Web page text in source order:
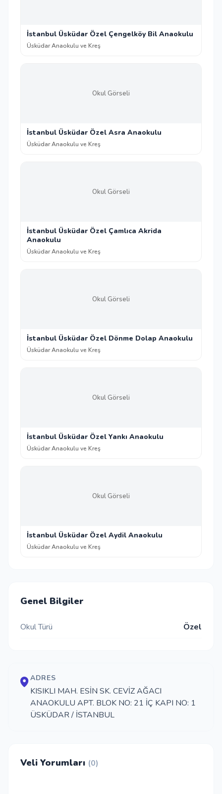
İstanbul Üsküdar Özel Çengelköy Bil Anaokulu
Üsküdar Anaokulu ve Kreş
Okul Görseli
İstanbul Üsküdar Özel Asra Anaokulu
Üsküdar Anaokulu ve Kreş
Okul Görseli
İstanbul Üsküdar Özel Çamlıca Akrida
Anaokulu
Üsküdar Anaokulu ve Kreş
Okul Görseli
İstanbul Üsküdar Özel Dönme Dolap Anaokulu
Üsküdar Anaokulu ve Kreş
Okul Görseli
İstanbul Üsküdar Özel Yankı Anaokulu
Üsküdar Anaokulu ve Kreş
Okul Görseli
İstanbul Üsküdar Özel Aydil Anaokulu
Üsküdar Anaokulu ve Kreş
Genel Bilgiler
Okul Türü Özel
ADRES
KISIKLI MAH. ESİN SK. CEVİZ AĞACI
ANAOKULU APT. BLOK NO: 21 İÇ KAPI NO: 1
ÜSKÜDAR / İSTANBUL
Veli Yorumları (0)